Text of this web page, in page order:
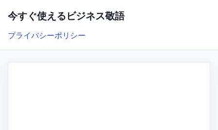
今すぐ使えるビジネス敬語
プライバシーポリシー